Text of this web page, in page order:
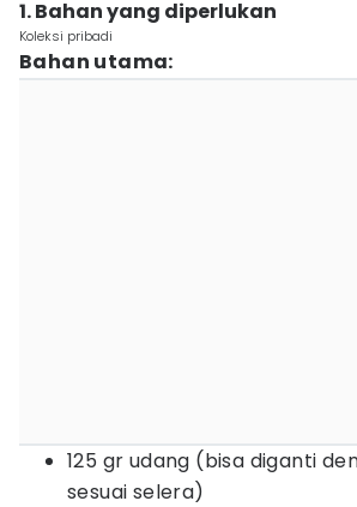
1. Bahan yang diperlukan
Koleksi pribadi
Bahan utama:
125 gr udang (bisa diganti
sesuai selera)